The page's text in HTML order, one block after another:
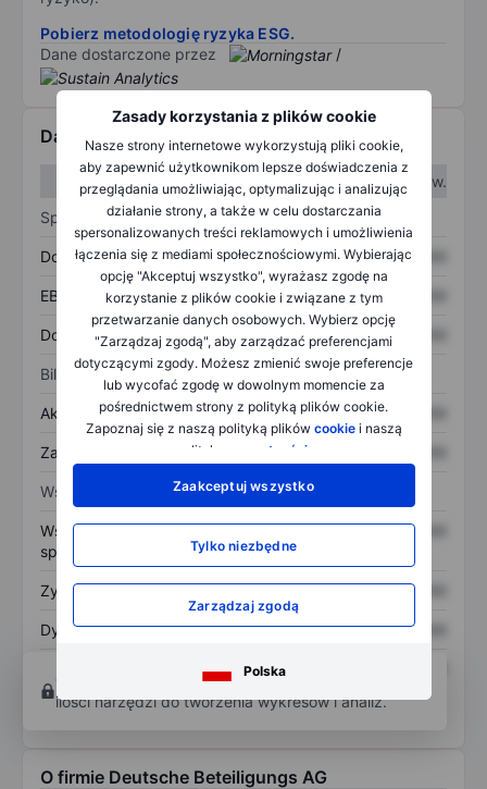
Zasady korzystania z plików cookie
Nasze strony internetowe wykorzystują pliki cookie,
aby zapewnić użytkownikom lepsze doświadczenia z
przeglądania umożliwiając, optymalizując i analizując
działanie strony, a także w celu dostarczania
spersonalizowanych treści reklamowych i umożliwienia
łączenia się z mediami społecznościowymi. Wybierając
opcję "Akceptuj wszystko", wyrażasz zgodę na
korzystanie z plików cookie i związane z tym
przetwarzanie danych osobowych. Wybierz opcję
"Zarządzaj zgodą", aby zarządzać preferencjami
dotyczącymi zgody. Możesz zmienić swoje preferencje
lub wycofać zgodę w dowolnym momencie za
pośrednictwem strony z polityką plików cookie.
Zapoznaj się z naszą polityką plików cookiei naszą
polityką
prywatności
Zaakceptuj wszystko
Tylko niezbędne
Zarządzaj zgodą
Polska
Pobierz metodologię ryzyka ESG.
Dane dostarczone przez
/
Dane finansowe
W I kw.
W II kw.
Sprawozdanie z zysków
Dochód XXXXXXX XXXXXXX
EBITDA XXXXXXX XXXXXXX
Dochód netto XXXXXXX XXXXXXX
Bilans
Aktywa ogółem XXXXXXX XXXXXXX
Zadłużenie ogółem XXXXXXX
Wskaźniki
Współczynnik cena do
sprzedaży
XXXXXXX XXXXXXX
Zysk na akcję XXXXXXX XXXXXXX
Dywidenda na akcję XXXXXXX XXXXXXX
własnego
XXXXXXX
Otwórz konto
aby uzyskać dostęp do większej
ilości narzędzi do tworzenia wykresów i analiz.
O firmie Deutsche Beteiligungs AG